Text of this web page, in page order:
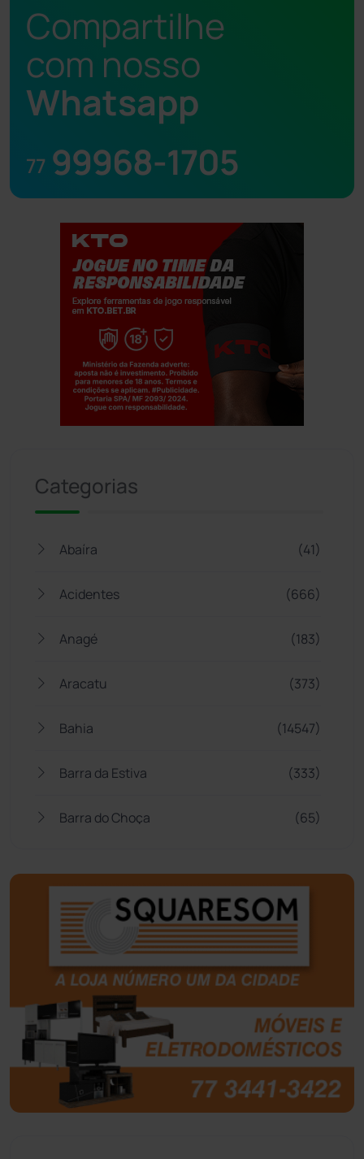
Compartilhe
com nosso
Whatsapp
77 99968-1705
Categorias
Abaíra (41)
Acidentes (666)
Anagé (183)
Aracatu (373)
Bahia (14547)
Barra da Estiva (333)
Barra do Choça (65)
Bom Jesus da Lapa (510)
Boquira (152)
Botuporã
Brasil (7681)
Brumado (31964)